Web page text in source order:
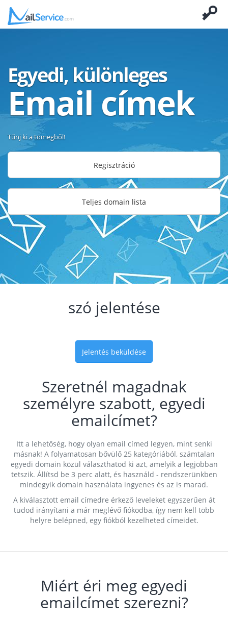
Egyedi, különleges
Email címek
Tűnj ki a tömegből!
Regisztráció
Teljes domain lista
szó jelentése
Jelentés beküldése
Szeretnél magadnak
személyre szabott, egyedi
emailcímet?
Itt a lehetőség, hogy olyan email címed legyen, mint senki
másnak! A folyamatosan bővülő 25 kategóriából, számtalan
egyedi domain közül választhatod ki azt, amelyik a legjobban
tetszik. Állítsd be 3 perc alatt, és használd - rendszerünkben
mindegyik domain használata ingyenes és az is marad.
A kiválasztott email címedre érkező leveleket egyszerűen át
tudod irányítani a már meglévő fiókodba, így nem kell több
helyre belépned, egy fiókból kezelheted címeidet.
Miért éri meg egyedi
emailcímet szerezni?